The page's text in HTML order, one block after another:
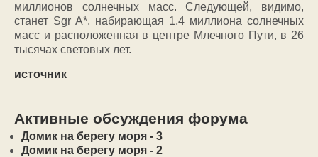
миллионов солнечных масс. Следующей, видимо,
станет Sgr A*, набирающая 1,4 миллиона солнечных
масс и расположенная в центре Млечного Пути, в 26
тысячах световых лет.
источник
Активные обсуждения форума
Домик на берегу моря - 3
Домик на берегу моря - 2